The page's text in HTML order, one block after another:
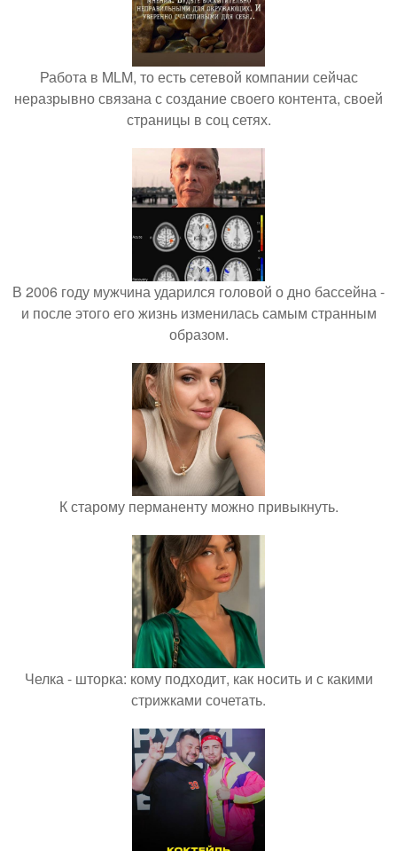
Работа в MLM, то есть сетевой компании сейчас
неразрывно связана с создание своего контента, своей
страницы в соц сетях.
В 2006 году мужчина ударился головой о дно бассейна -
и после этого его жизнь изменилась самым странным
образом.
К старому перманенту можно привыкнуть.
Челка - шторка: кому подходит, как носить и с какими
стрижками сочетать.